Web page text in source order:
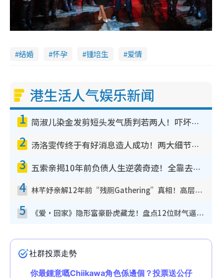
结婚 怀孕 锺培生 爱情
港生活人气娱乐新闻
1 简淑儿染金发剪短头发气质判若两人！吓坏老公麦大力都认不出：“你做什么？”
2 汤洛雯传终于有好消息造人成功！两大细节曝孕味极浓引猜测：大肚婆先会咁！
3 五索亲揭10年前负债人生逆袭奇迹！全靠去一地方转运后即遇上马先生
4 林芊妤亲解12年前“残厕Gathering”真相！高层解约一句话重创尊严，至今拒返TVB
5 《爱·回家》隐形富豪卧虎藏龙！盘点12位财气逼人的有钱艺人：这位美女3亿身家不愁做